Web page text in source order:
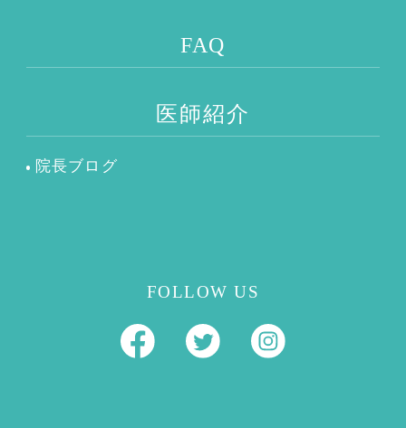
FAQ
医師紹介
院長ブログ
FOLLOW US